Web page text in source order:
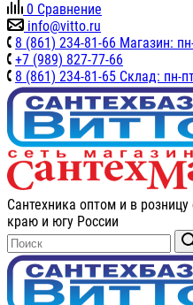
0 Сравнение
info@vitto.ru
8 (861) 234-81-66 Магазин:
+7 (989) 827-77-66
8 (861) 234-81-65 Склад: пн-
Сантехника оптом и в
краю и югу России